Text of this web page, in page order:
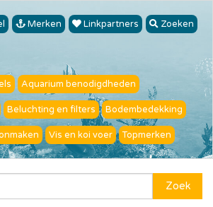
Merken Linkpartners Zoeken
Aquarium benodigdheden
Beluchting en filters Bodembedekking
Vis en koi voer Topmerken
Zoek